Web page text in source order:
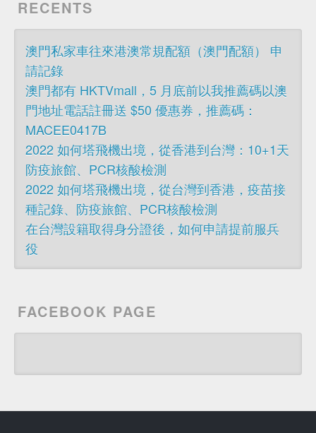
RECENTS
澳門私家車往來港澳常規配額（澳門配額） 申
請記錄
澳門都有 HKTVmall，5 月底前以我推薦碼以澳
門地址電話註冊送 $50 優惠券，推薦碼：
MACEE0417B
2022 如何塔飛機出境，從香港到台灣：10+1天
防疫旅館、PCR核酸檢測
2022 如何塔飛機出境，從台灣到香港，疫苗接
種記錄、防疫旅館、PCR核酸檢測
在台灣設籍取得身分證後，如何申請提前服兵
役
FACEBOOK PAGE